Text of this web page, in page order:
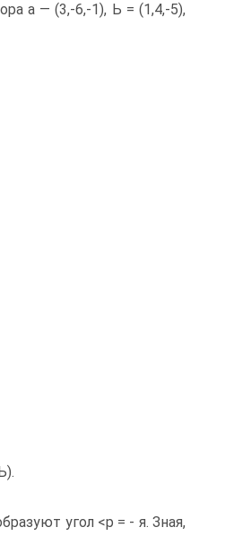
а — (3,-6,-1), Ь = (1,4,-5),
угол <р = - я. Зная,